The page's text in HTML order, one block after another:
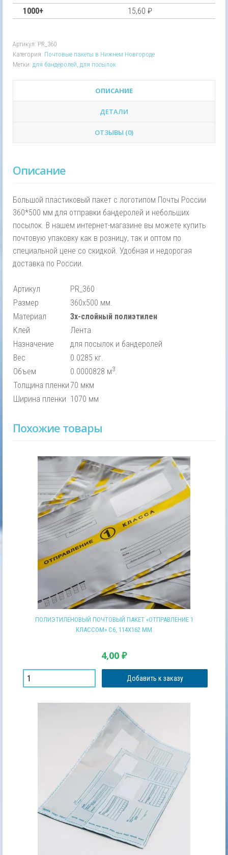
России
360х500
бандеролей
и
посылок
1000+
15,60 ₽
Артикул: PR_360
Категория: Почтовые пакеты в Нижнем Новгороде
Метки: для бандеролей, для посылок
ОПИСАНИЕ
ДЕТАЛИ
ОТЗЫВЫ (0)
Описание
Большой пластиковый пакет с логотипом Почты России
360*500 мм для отправки бандеролей и небольших
посылок. В нашем интернет-магазине вы можете купить
почтовую упаковку как в розницу, так и оптом по
специальной цене со скидкой. Удобная и недорогая
доставка по России.
Артикул
PR_360
Размер
360х500 мм.
Материал
3х-слойный полиэтилен
Клей
Лента
Назначение
для посылок и бандеролей
Вес
0.0285 кг.
Объем
0.0000828 м3.
Толщина пленки70 мкм
Ширина пленки 1070 мм
Похожие товары
ПОЛИЭТИЛЕНОВЫЙ ПОЧТОВЫЙ ПАКЕТ «ОТПРАВЛЕНИЕ 1
КЛАССОМ» С6, 114Х162 ММ
4,00 ₽
Добавить к заказу